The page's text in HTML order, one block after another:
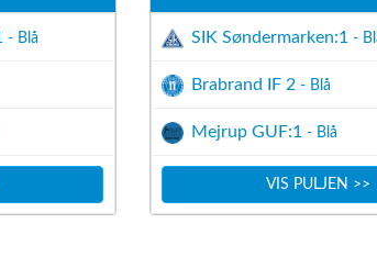
- Blå SIK Søndermarken:1 -
Brabrand IF 2- Blå
Mejrup GUF:1 - Blå
VIS PULJEN >>